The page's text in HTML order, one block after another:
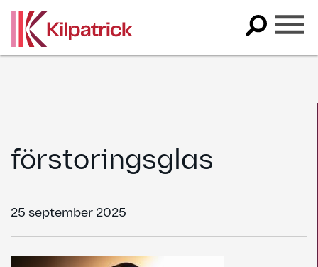
content
förstoringsglas
25 september 2025